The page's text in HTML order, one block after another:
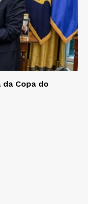
Copa do